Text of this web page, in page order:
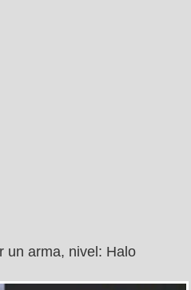
un arma, nivel: Halo